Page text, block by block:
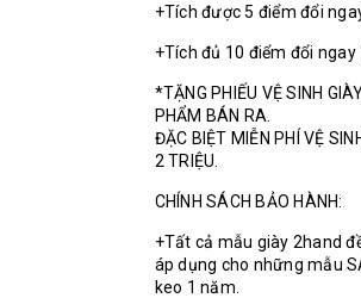
+Tích được 5 điểm đổi
+Tích đủ 10 điểm đổi
*TẶNG PHIẾU VỆ SINH
PHẨM BÁN RA.
ĐẶC BIỆT MIỄN PHÍ VỆ
2 TRIỆU.
CHÍNH SÁCH BẢO HÀNH:
+Tất cả mẫu giày 2hand
áp dụng cho những mẫu
keo 1 năm.